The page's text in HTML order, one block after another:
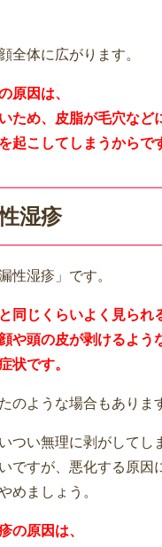
全体に広がります。
原因は、
ため、皮脂が毛穴など
起こしてしまうからで
湿疹
性湿疹」です。
同じくらいよく見られ
や頭の皮が剥けるよう
状です。
のような場合もありま
つい無理に剥がしてし
ですが、悪化する原因
めましょう。
の原因は、